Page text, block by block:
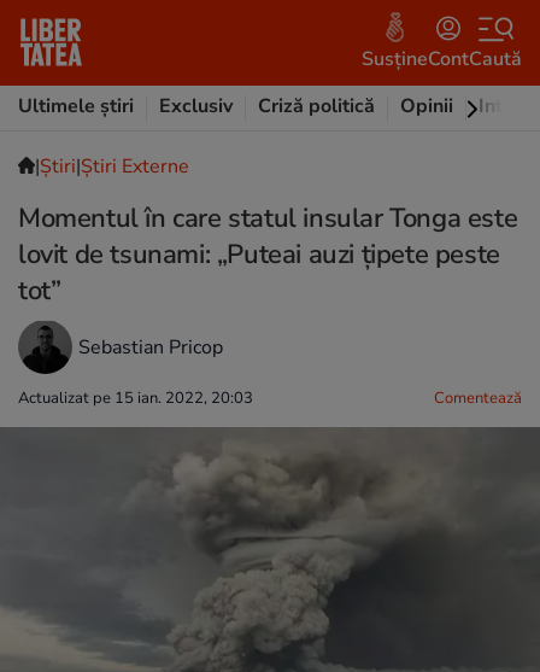
SusțineContCaută
Ultimele știri
Exclusiv Criză politică Opinii
|Ştiri|Știri Externe
Momentul în care statul insular Tonga este
lovit de tsunami: „Puteai auzi țipete peste
tot”
Sebastian Pricop
Actualizat pe 15 ian. 2022, 20:03 Comentează